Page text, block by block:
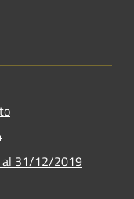
al 31/12/2019